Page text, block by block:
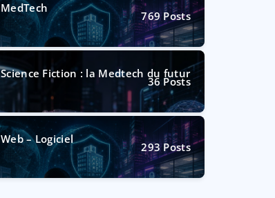
MedTech
769Posts
Science Fiction : la Medtech du futur
36 Posts
Web – Logiciel
293Posts